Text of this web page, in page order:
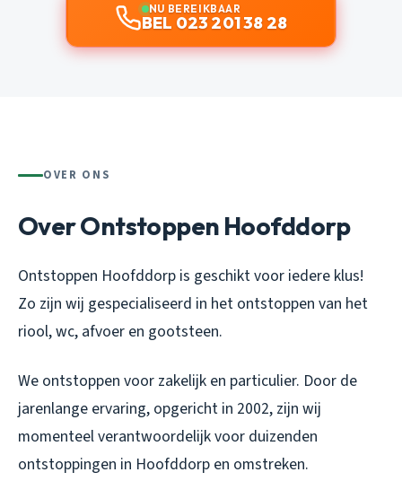
NU BEREIKBAAR
BEL 023 201 38 28
OVER ONS
Over Ontstoppen Hoofddorp
Ontstoppen Hoofddorp is geschikt voor iedere klus!
Zo zijn wij gespecialiseerd in het ontstoppen van het
riool, wc, afvoer en gootsteen.
We ontstoppen voor zakelijk en particulier. Door de
jarenlange ervaring, opgericht in 2002, zijn wij
momenteel verantwoordelijk voor duizenden
ontstoppingen in Hoofddorp en omstreken.